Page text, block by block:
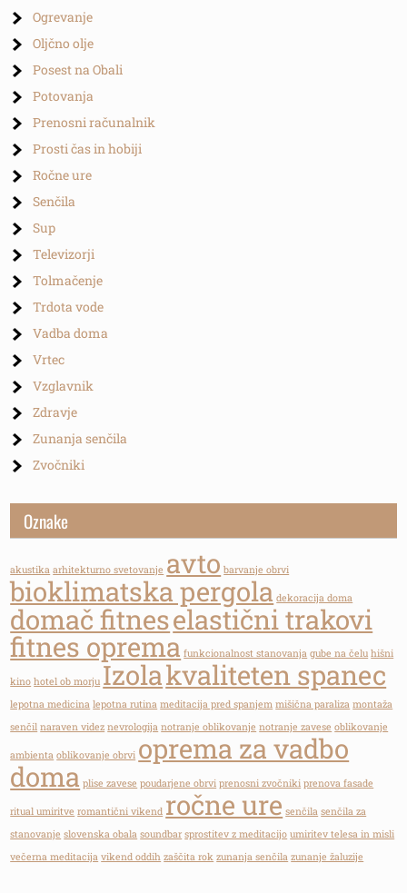
Ogrevanje
Oljčno olje
Posest na Obali
Potovanja
Prenosni računalnik
Prosti čas in hobiji
Ročne ure
Senčila
Sup
Televizorji
Tolmačenje
Trdota vode
Vadba doma
Vrtec
Vzglavnik
Zdravje
Zunanja senčila
Zvočniki
Oznake
akustika arhitekturno svetovanje avto barvanje obrvi
bioklimatska pergola dekoracija doma
domač fitneselastični trakovi
fitnes oprema funkcionalnost stanovanja gube na čelu hišni
kino hotel ob morju Izolakvaliteten spanec
lepotna medicina lepotna rutina meditacija pred spanjem mišična paraliza montaža
senčil naraven videz nevrologija notranje oblikovanje notranje zavese oblikovanje
ambienta oblikovanje obrvi oprema za vadbo
doma plise zavese poudarjene obrvi prenosni zvočniki prenova fasade
ritual umiritve romantični vikend ročne ure senčila senčila za
stanovanje slovenska obala soundbar sprostitev z meditacijo umiritev telesa in misli
večerna meditacija vikend oddih zaščita rok zunanja senčila zunanje žaluzije